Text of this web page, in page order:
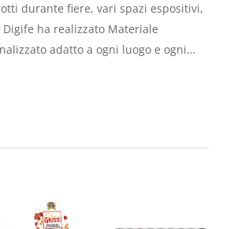
durante fiere, vari spazi espositivi,
ha realizzato Materiale
adatto a ogni luogo e ogni…